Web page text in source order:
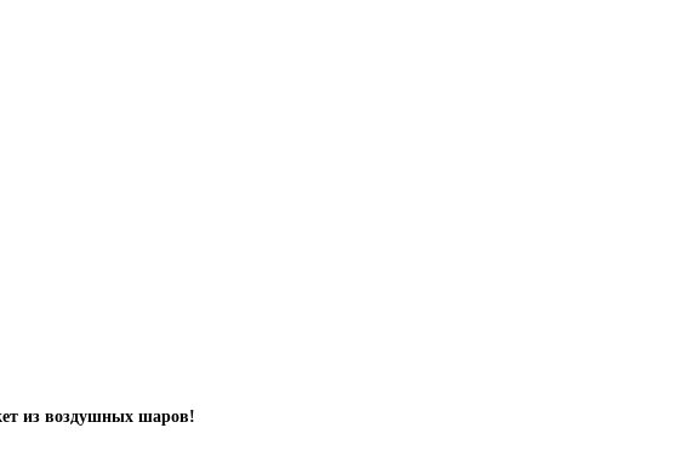
из воздушных шаров!